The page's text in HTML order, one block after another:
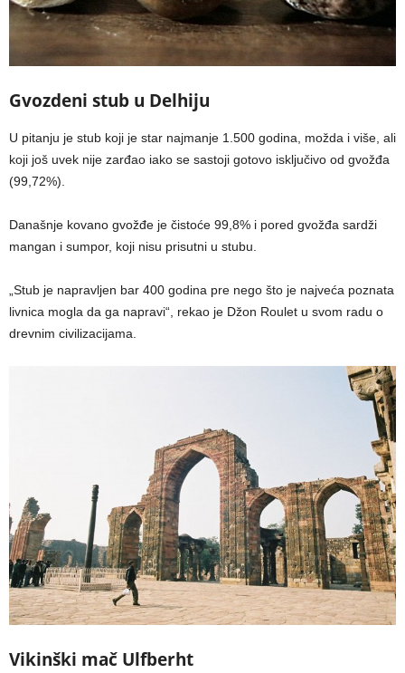
Gvozdeni stub u Delhiju
U pitanju je stub koji je star najmanje 1.500 godina, možda i više, ali
koji još uvek nije zarđao iako se sastoji gotovo isključivo od gvožđa
(99,72%).
Današnje kovano gvožđe je čistoće 99,8% i pored gvožđa sardži
mangan i sumpor, koji nisu prisutni u stubu.
„Stub je napravljen bar 400 godina pre nego što je najveća poznata
livnica mogla da ga napravi“, rekao je Džon Roulet u svom radu o
drevnim civilizacijama.
Vikinški mač Ulfberht